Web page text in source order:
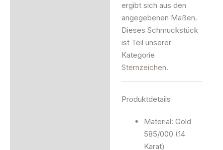
ergibt sich aus den
angegebenen Maßen.
Dieses Schmuckstück
ist Teil unserer
Kategorie
Sternzeichen.
Produktdetails
Material: Gold
585/000 (14
Karat)